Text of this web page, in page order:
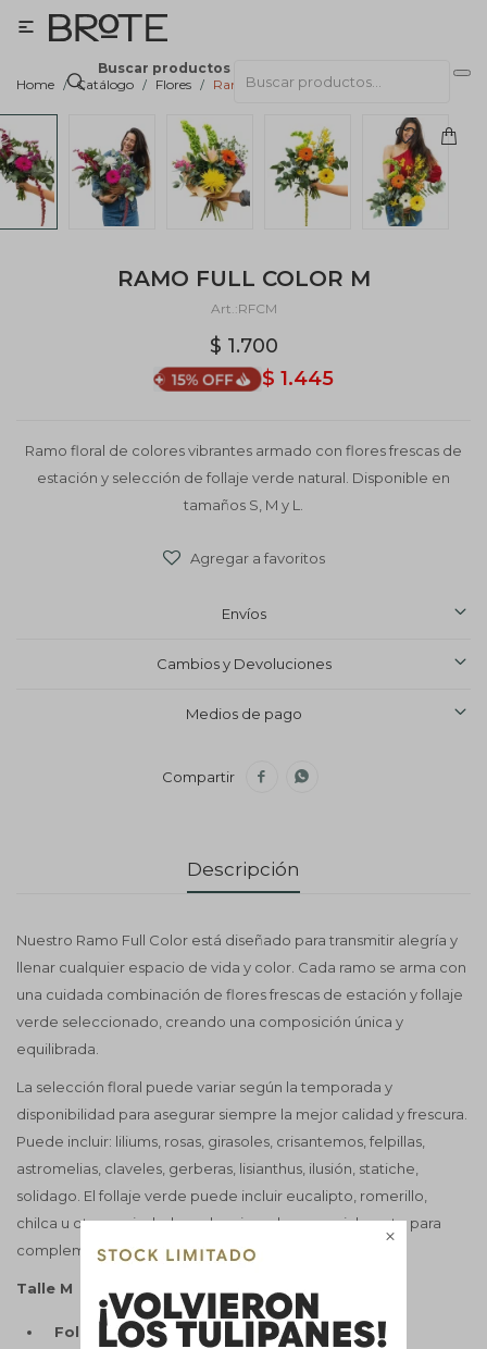

Buscar productos

Home Catálogo Flores Ramos
RAMO FULL COLOR M
RFCM
$ 1.700
$ 1.445
Ramo floral de colores vibrantes armado con flores frescas de
estación y selección de follaje verde natural. Disponible en
tamaños S, M y L.
Envíos
Cambios y Devoluciones
Medios de pago
 
Descripción
Nuestro Ramo Full Color está diseñado para transmitir alegría y
llenar cualquier espacio de vida y color. Cada ramo se arma con
una cuidada combinación de flores frescas de estación y follaje
verde seleccionado, creando una composición única y
equilibrada.
La selección floral puede variar según la temporada y
disponibilidad para asegurar siempre la mejor calidad y frescura.
Puede incluir: liliums, rosas, girasoles, crisantemos, felpillas,
astromelias, claveles, gerberas, lisianthus, ilusión, statiche,
solidago. El follaje verde puede incluir eucalipto, romerillo,
chilca u otras variedades seleccionadas especialmente para
complementar el ramo.
Talle M
Follaje verde seleccionado